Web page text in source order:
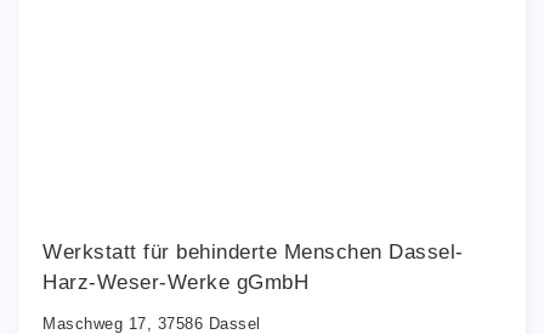
Werkstatt für behinderte Menschen Dassel-
Harz-Weser-Werke gGmbH
Maschweg 17, 37586 Dassel